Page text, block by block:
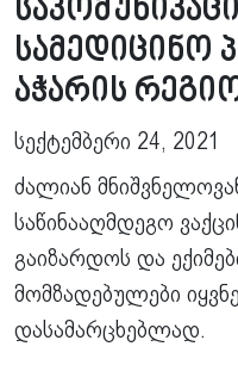
სამედიცინო
აჭარის
სექტემბერი 24, 2021
ძალიან
საწინააღმდეგო
გაიზარდოს და
მომზადებულები
დასამარცხებლად.